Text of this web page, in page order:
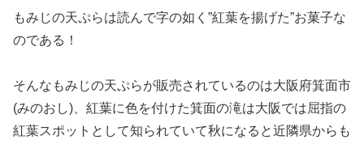
もみじの天ぷらは読んで字の如く”紅葉を揚げた”お菓子な
のである！
そんなもみじの天ぷらが販売されているのは大阪府箕面市
(みのおし)、紅葉に色を付けた箕面の滝は大阪では屈指の
紅葉スポットとして知られていて秋になると近隣県からも